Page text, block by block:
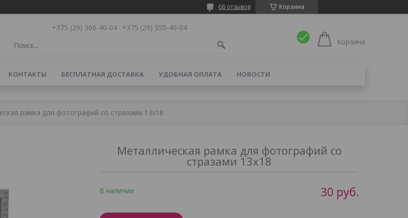
Корзина
68 отзывов
+375 (29) 366-40-04 +375 (29) 555-40-04
Корзина
КОНТАКТЫ БЕСПЛАТНАЯ ДОСТАВКА УДОБНАЯ ОПЛАТА НОВОСТИ
рамка для фотографий со стразами 13х18
Металлическая рамка для фотографий со
стразами 13х18
В наличии 30 руб.